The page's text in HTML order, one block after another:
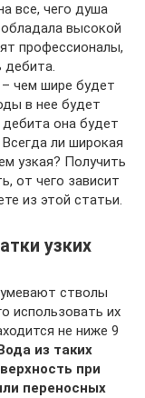
все, чего душа
высокой
профессионалы,
дебита.
чем шире будет
в нее будет
она будет
ли широкая
узкая? Получить
от чего зависит
из этой статьи.
узких
стволы
использовать их
не ниже 9
из таких
при
переносных